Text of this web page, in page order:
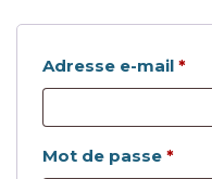
Adresse e-mail *
Mot de passe *